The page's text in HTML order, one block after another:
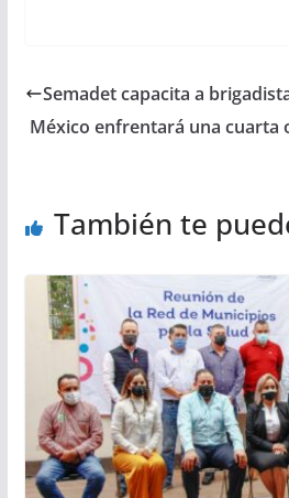
Semadet capacita a
México enfrentará una cuarta
También te